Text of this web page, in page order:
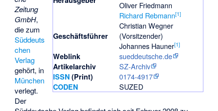
Oliver Friedmann
Richard Rebmann[1]
Geschäftsführer
Christian Wegner
(Vorsitzender)
Johannes Hauner[1]
Weblink sueddeutsche.de
Artikelarchiv SZ-Archiv
ISSN(Print) 0174-4917
CODEN SUZED
Zeitung
GmbH,
die zum
Süddeuts
chen
Verlag
gehört, in
München
verlegt.
Der